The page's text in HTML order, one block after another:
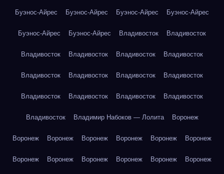
Буэнос-Айрес Буэнос-Айрес Буэнос-Айрес Буэнос-Айрес
Буэнос-Айрес Буэнос-Айрес Владивосток Владивосток
Владивосток Владивосток Владивосток Владивосток
Владивосток Владивосток Владивосток Владивосток
Владивосток Владивосток Владивосток Владивосток
Владивосток Владимир Набоков — Лолита Воронеж
Воронеж Воронеж Воронеж Воронеж Воронеж Воронеж
Воронеж Воронеж Воронеж Воронеж Воронеж Воронеж